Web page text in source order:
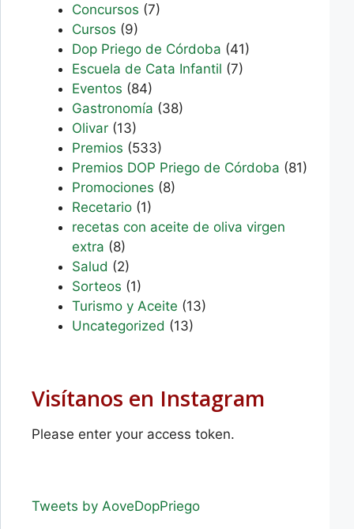
Concursos (7)
Cursos (9)
Dop Priego de Córdoba (41)
Escuela de Cata Infantil (7)
Eventos (84)
Gastronomía (38)
Olivar (13)
Premios (533)
Premios DOP Priego de Córdoba (81)
Promociones (8)
Recetario (1)
recetas con aceite de oliva virgen
extra (8)
Salud (2)
Sorteos (1)
Turismo y Aceite (13)
Uncategorized (13)
Visítanos en Instagram
Please enter your access token.
Tweets by AoveDopPriego